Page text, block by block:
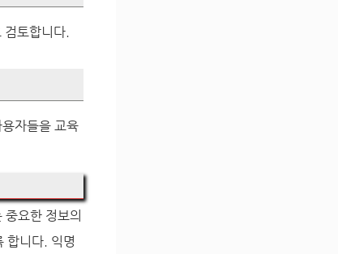
검토합니다.
자들을 교육
요한 정보의
합니다. 익명